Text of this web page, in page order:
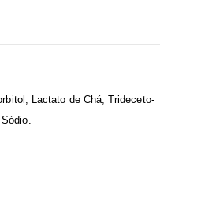
Lactato de Chá, Trideceto-